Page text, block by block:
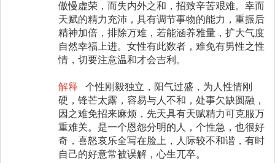
傲慢虚荣，而失内外之和，招致辛苦艰难。幸而
天赋的精力充沛，具有调节事物的能力，重振后
精神加倍，排除万难，若能涵养雅量，扩大气度
自然幸福上进。女性有此数者，难免有男性之性
情，切要注意温和才会吉利。
解释
个性刚毅独立，阳气过盛，为人性情刚
硬，锋芒太露，容易与人不和，处事欠缺圆融，
因之难免招来麻烦，先天具有天赋精力可克服万
重难关。是一个恩怨分明的人，个性急，也很好
奇，喜怒哀乐全写在脸上，人际较不和谐，有时
自己的好意常被误解，心生兀卒。